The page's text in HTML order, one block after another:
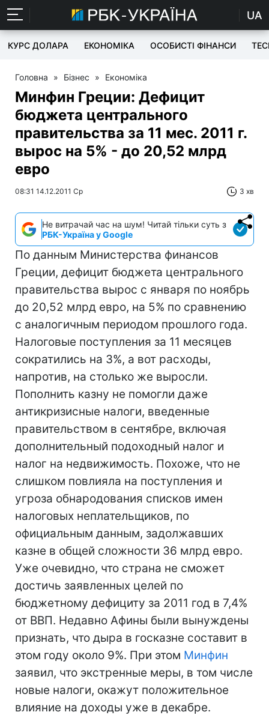
UA
КУРС ДОЛАРА ЕКОНОМІКА ОСОБИСТІ ФІНАНСИ
Головна » Бізнес » Економіка
Минфин Греции: Дефицит
бюджета центрального
правительства за 11 мес. 2011 г.
вырос на 5% - до 20,52 млрд
евро
08:31 14.12.2011 Ср 3 хв
Не витрачай час на шум! Читай тільки суть з
РБК-Україна у Google
По данным Министерства финансов
Греции, дефицит бюджета центрального
правительства вырос с января по ноябрь
до 20,52 млрд евро, на 5% по сравнению
с аналогичным периодом прошлого года.
Налоговые поступления за 11 месяцев
сократились на 3%, а вот расходы,
напротив, на столько же выросли.
Пополнить казну не помогли даже
антикризисные налоги, введенные
правительством в сентябре, включая
дополнительный подоходный налог и
налог на недвижимость. Похоже, что не
слишком повлияла на поступления и
угроза обнародования списков имен
налоговых неплательщиков, по
официальным данным, задолжавших
казне в общей сложности 36 млрд евро.
Уже очевидно, что страна не сможет
достичь заявленных целей по
бюджетному дефициту за 2011 год в 7,4%
от ВВП. Недавно Афины были вынуждены
признать, что дыра в госказне составит в
этом году около 9%. При этом Минфин
заявил, что экстренные меры, в том числе
новые налоги, окажут положительное
влияние на доходы уже в декабре.